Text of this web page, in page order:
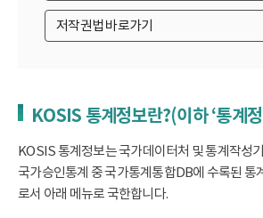
저작권법 바로가기
KOSIS 통계정보란?(이하 ‘통계
KOSIS 통계정보는 국가데이터처 및 통계작성
국가승인통계 중 국가통계통합DB에 수록된
로서 아래 메뉴로 국한합니다.